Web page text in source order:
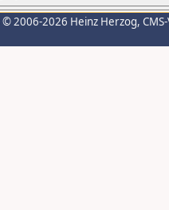
© 2006-2026 Heinz Herzog,